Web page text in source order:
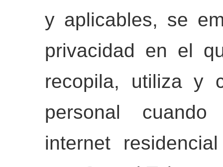
y aplicables, se
privacidad en el
recopila, utiliza y
personal
internet